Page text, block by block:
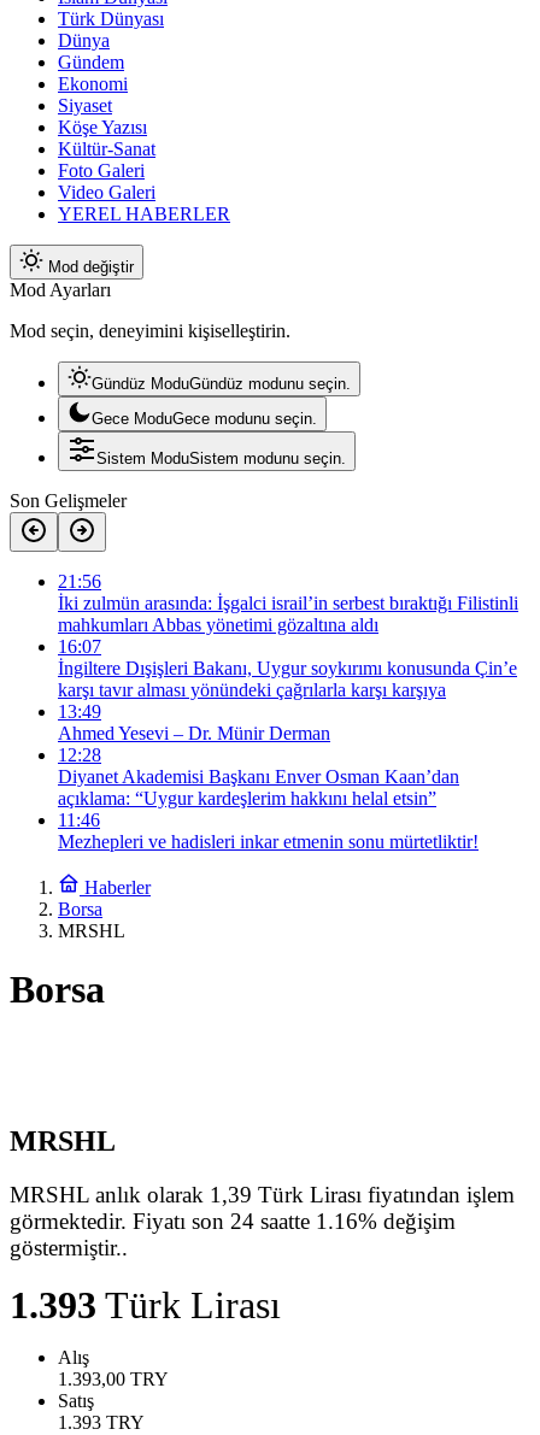
Türk Dünyası
Dünya
Gündem
Ekonomi
Siyaset
Köşe Yazısı
Kültür-Sanat
Foto Galeri
Video Galeri
YEREL HABERLER
Mod değiştir
Mod Ayarları
Mod seçin, deneyimini kişiselleştirin.
Gündüz ModuGündüz modunu seçin.
Gece ModuGece modunu seçin.
Sistem ModuSistem modunu seçin.
Son Gelişmeler
21:56
İki zulmün arasında: İşgalci israil’in serbest bıraktığı Filistinli
mahkumları Abbas yönetimi gözaltına aldı
16:07
İngiltere Dışişleri Bakanı, Uygur soykırımı konusunda Çin’e
karşı tavır alması yönündeki çağrılarla karşı karşıya
13:49
Ahmed Yesevi – Dr. Münir Derman
12:28
Diyanet Akademisi Başkanı Enver Osman Kaan’dan
açıklama: “Uygur kardeşlerim hakkını helal etsin”
11:46
Mezhepleri ve hadisleri inkar etmenin sonu mürtetliktir!
Haberler
Borsa
MRSHL
Borsa
MRSHL
MRSHL anlık olarak 1,39 Türk Lirası fiyatından işlem
görmektedir. Fiyatı son 24 saatte 1.16% değişim
göstermiştir..
1.393 Türk Lirası
Alış
1.393,00 TRY
Satış
1.393 TRY